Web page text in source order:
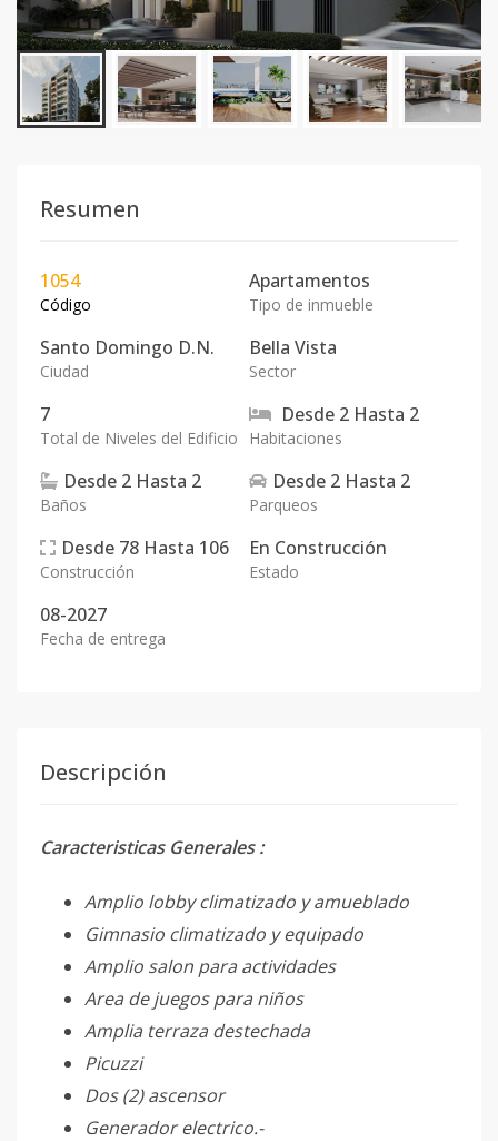
Resumen
1054
Código
Apartamentos
Tipo de inmueble
Santo Domingo D.N.
Ciudad
Bella Vista
Sector
7
Total de Niveles del Edificio
Desde 2 Hasta 2
Habitaciones
Desde 2 Hasta 2
Baños
Desde 2 Hasta 2
Parqueos
Desde 78 Hasta 106
Construcción
En Construcción
Estado
08-2027
Fecha de entrega
Descripción
Caracteristicas Generales :
Amplio lobby climatizado y amueblado
Gimnasio climatizado y equipado
Amplio salon para actividades
Area de juegos para niños
Amplia terraza destechada
Picuzzi
Dos (2) ascensor
Generador electrico.-